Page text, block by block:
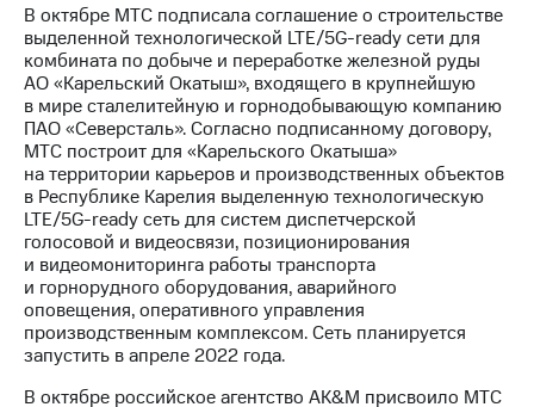
В октябре МТС подписала соглашение о строительстве
выделенной технологической LTE/5G-ready сети для
комбината по добыче и переработке железной руды
АО «Карельский Окатыш», входящего в крупнейшую
в мире сталелитейную и горнодобывающую компанию
ПАО «Северсталь». Согласно подписанному договору,
МТС построит для «Карельского Окатыша»
на территории карьеров и производственных объектов
в Республике Карелия выделенную технологическую
LTE/5G-ready сеть для систем диспетчерской
голосовой и видеосвязи, позиционирования
и видеомониторинга работы транспорта
и горнорудного оборудования, аварийного
оповещения, оперативного управления
производственным комплексом. Сеть планируется
запустить в апреле 2022 года.
В октябре российское агентство AK&M присвоило МТС